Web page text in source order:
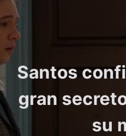
Santos
gran
su